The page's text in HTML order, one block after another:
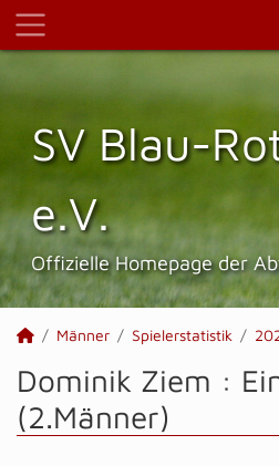
SV Blau-
e.V.
Offizielle Homepage der
Männer Spielerstatistik
Dominik Ziem :
(2.Männer)